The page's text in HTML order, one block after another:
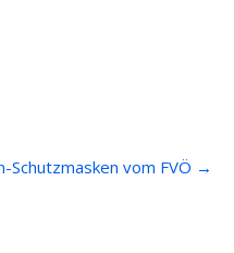
Schutzmasken vom FVÖ →